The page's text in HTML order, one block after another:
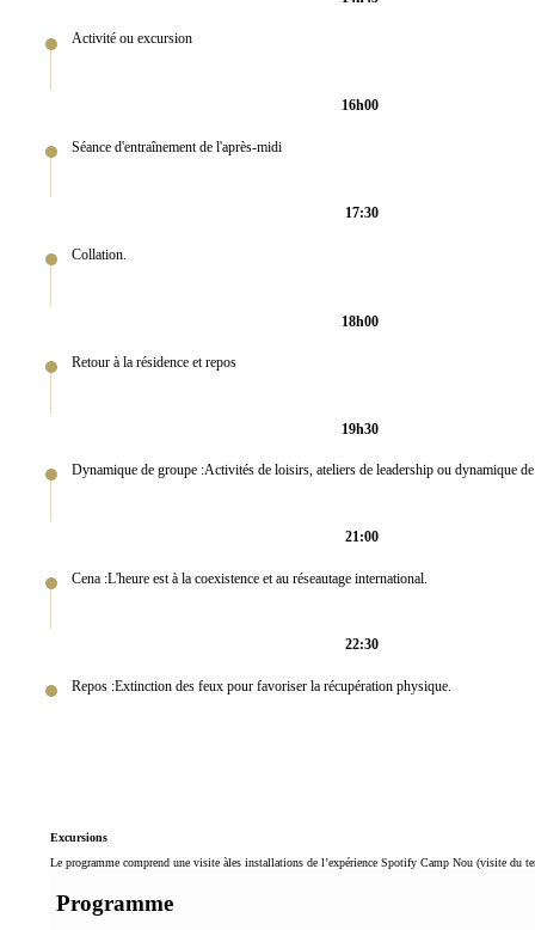
Activité ou excursion
16h00
Séance d'entraînement de l'après-midi
17:30
Collation.
18h00
Retour à la résidence et repos
19h30
Dynamique de groupe :Activités de loisirs, ateliers de leadership ou dynamique
21:00
Cena :L'heure est à la coexistence et au réseautage international.
22:30
Repos :Extinction des feux pour favoriser la récupération physique.
Excursions
Le programme comprend une visite àles installations de l’expérience Spotify Camp Nou (visite du
Programme